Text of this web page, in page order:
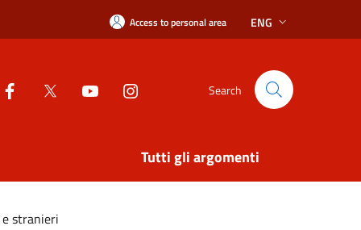
Access to personal area ENG
Search
Tutti gli argomenti
stranieri